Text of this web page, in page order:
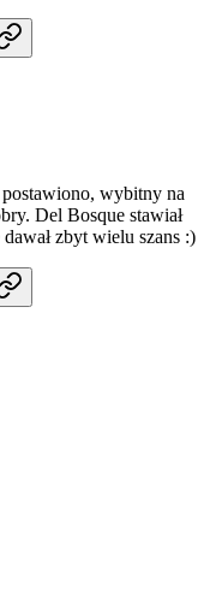
wybitny na
Del Bosque stawiał
zbyt wielu szans :)